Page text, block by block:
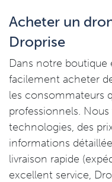
Acheter un
Droprise
Dans notre boutique
facilement acheter
les consommateurs
professionnels.
technologies, des
informations
livraison rapide
excellent service,